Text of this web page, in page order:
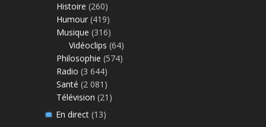
Histoire (260)
Humour (419)
Musique (316)
Vidéoclips (64)
Philosophie (574)
Radio (3 644)
Santé (2 081)
Télévision (21)
En direct(13)